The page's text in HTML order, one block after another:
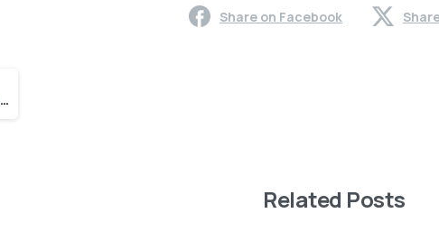
Share on Facebook
MRP Yazılımı Üretim Planlama
Related Posts